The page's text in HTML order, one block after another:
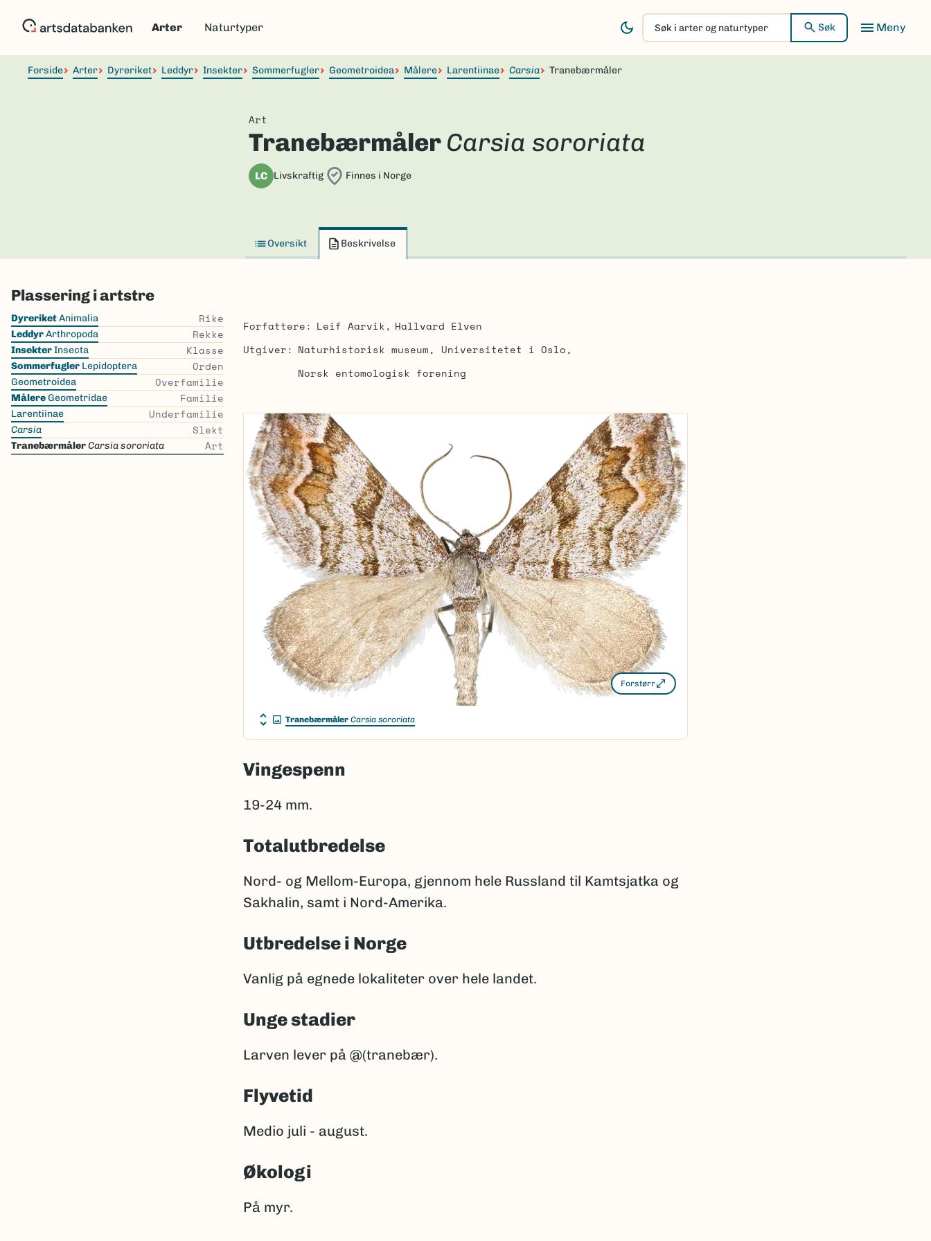
Arter Naturtyper
Søk
i
arter
Søk
Forside Arter Dyreriket Leddyr Insekter Sommerfugler Geometroidea Målere Larentiinae Carsia Tranebærmåler
Art
Tranebærmåler Carsia sororiata
LC Livskraftig Finnes i Norge
Oversikt Beskrivelse
Plassering i artstre
Skip
the
list
DyreriketAnimalia Rike
LeddyrArthropoda Rekke
InsekterInsecta Klasse
Sommerfugler Lepidoptera Orden
Geometroidea Overfamilie
MålereGeometridae Familie
Larentiinae Underfamilie
Carsia Slekt
TranebærmålerCarsia sororiata Art
Forfattere Leif Aarvik
Hallvard Elven
Utgiver
Naturhistorisk museum, Universitetet i Oslo
Norsk entomologisk forening
Forstørr
Tranebærmåler Carsia sororiata
Vingespenn
19-24 mm.
Totalutbredelse
Nord- og Mellom-Europa, gjennom hele Russland til Kamtsjatka og
Sakhalin, samt i Nord-Amerika.
Utbredelse i Norge
Vanlig på egnede lokaliteter over hele landet.
Unge stadier
Larven lever på @(tranebær).
Flyvetid
Medio juli - august.
Økologi
På myr.